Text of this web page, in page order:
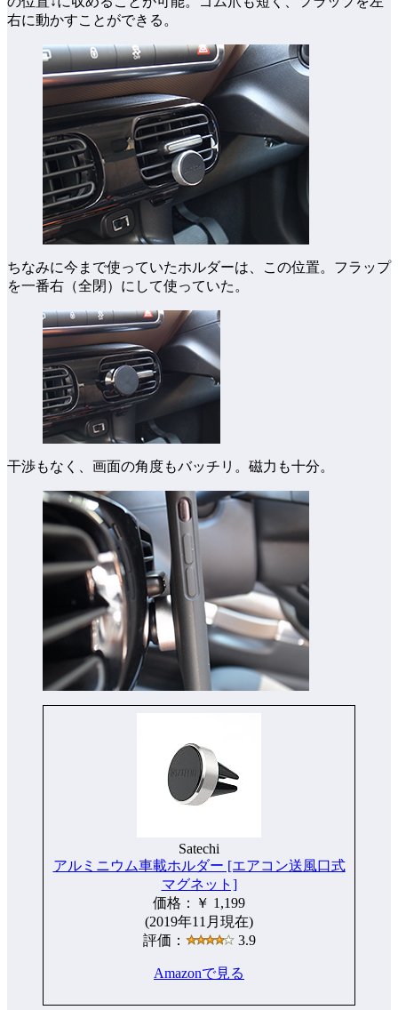
右に動かすことができる。
ちなみに今まで使っていたホルダーは、この位置。フラップ
を一番右（全閉）にして使っていた。
干渉もなく、画面の角度もバッチリ。磁力も十分。
Satechi
アルミニウム車載ホルダー [エアコン送風口式
マグネット]
価格：￥ 1,199
(2019年11月現在)
評価：
3.9
Amazonで見る